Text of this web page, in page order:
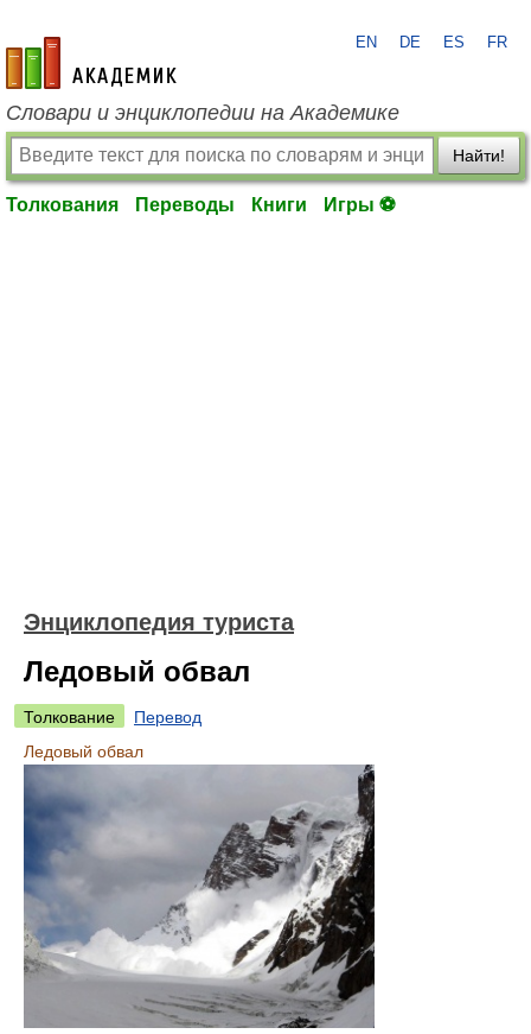
academic.ru
EN DE ES FR
Словари и энциклопедии на Академике
Найти!
Толкования Переводы Книги Игры ⚽
Энциклопедия туриста
Ледовый обвал
Толкование
Перевод
Ледовый обвал